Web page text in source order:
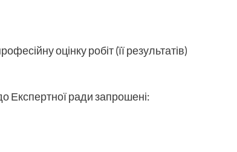
оцінку робіт (її результатів)
Експертної ради запрошені: